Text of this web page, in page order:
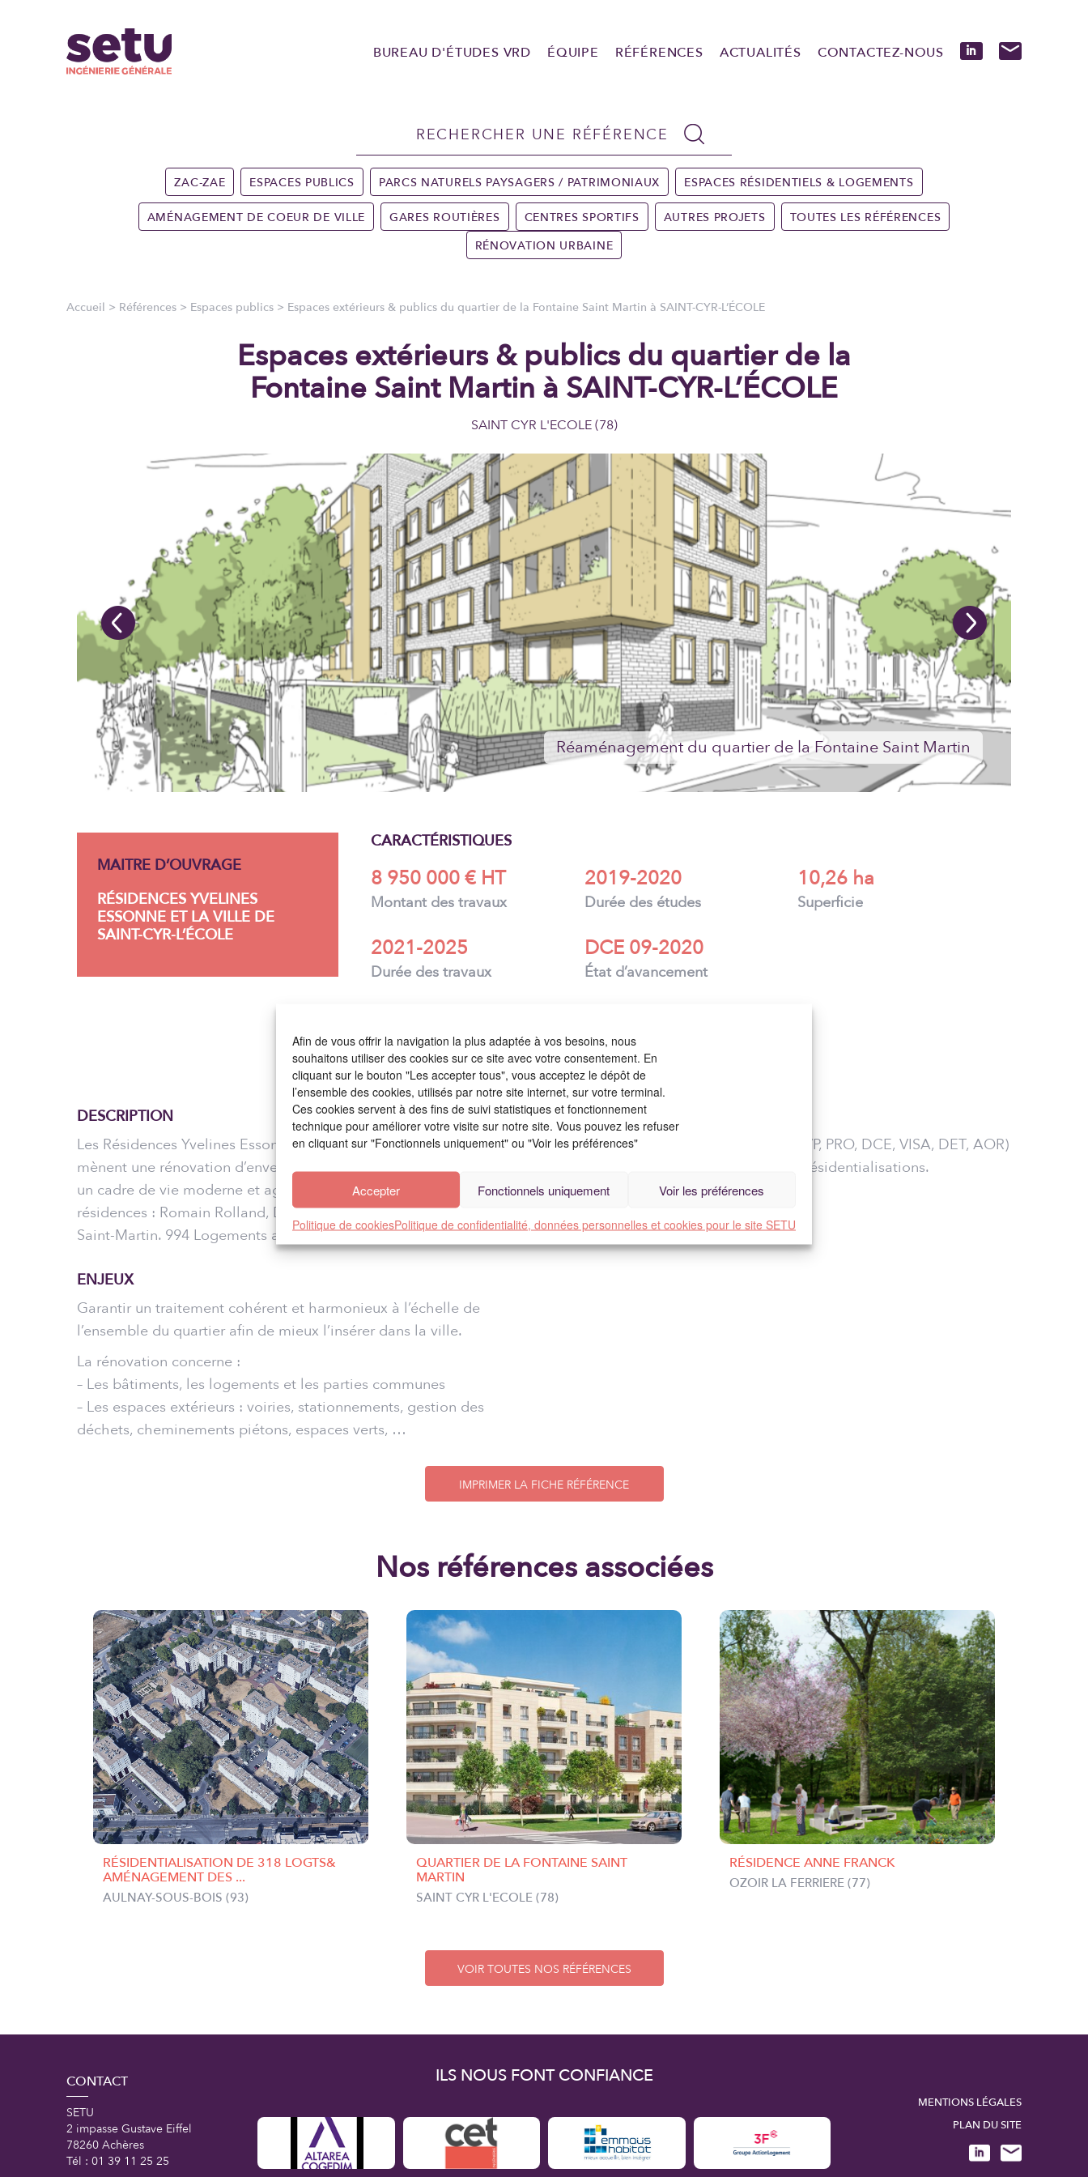
Afin de vous offrir la navigation la plus adaptée à vos besoins, nous
souhaitons utiliser des cookies sur ce site avec votre consentement. En
cliquant sur le bouton "Les accepter tous", vous acceptez le dépôt de
l’ensemble des cookies, utilisés par notre site internet, sur votre terminal.
Ces cookies servent à des fins de suivi statistiques et fonctionnement
technique pour améliorer votre visite sur notre site. Vous pouvez les refuser
en cliquant sur "Fonctionnels uniquement" ou "Voir les préférences"
Accepter Fonctionnels uniquement Voir les préférences
Politique de cookiesPolitique de confidentialité, données personnelles et cookies pour le site SETU
BUREAU D'ÉTUDES VRD ÉQUIPE RÉFÉRENCES ACTUALITÉS CONTACTEZ-NOUS
ZAC-ZAE ESPACES PUBLICS PARCS NATURELS PAYSAGERS / PATRIMONIAUX ESPACES RÉSIDENTIELS & LOGEMENTS
AMÉNAGEMENT DE COEUR DE VILLE GARES ROUTIÈRES CENTRES SPORTIFS AUTRES PROJETS
TOUTES LES RÉFÉRENCES
RÉNOVATION URBAINE
Accueil > Références > Espaces publics > Espaces extérieurs & publics du quartier de la Fontaine Saint Martin à SAINT-CYR-L’ÉCOLE
Espaces extérieurs & publics du quartier de la
Fontaine Saint Martin à SAINT-CYR-L’ÉCOLE
SAINT CYR L'ECOLE (78)
MAITRE D’OUVRAGE
RÉSIDENCES YVELINES
ESSONNE ET LA VILLE DE
SAINT-CYR-L’ÉCOLE
CARACTÉRISTIQUES
8 950 000 € HT
Montant des travaux
2019-2020
Durée des études
10,26 ha
Superficie
2021-2025
Durée des travaux
DCE 09-2020
État d’avancement
Architecte - urbaniste - paysagiste associé
DESCRIPTION
Les Résidences Yvelines Essonne et la Ville de Saint-Cyr-l’Ecole
mènent une rénovation d’envergure pour redonner aux habitants
un cadre de vie moderne et agréable. Ce projet intègre 4
résidences : Romain Rolland, Decour-Macé, Geldrop, Fontaine-
Saint-Martin. 994 Logements au total.
ENJEUX
Garantir un traitement cohérent et harmonieux à l’échelle de
l’ensemble du quartier afin de mieux l’insérer dans la ville.
La rénovation concerne :
– Les bâtiments, les logements et les parties communes
– Les espaces extérieurs : voiries, stationnements, gestion des
déchets, cheminements piétons, espaces verts, …
NATURE DE LA MISSION SETU
Mission complète de Moe (ESQ, AVP, PRO, DCE, VISA, DET, AOR)
des espaces publics ainsi que des résidentialisations.
IMPRIMER LA FICHE RÉFÉRENCE
Nos références associées
RÉSIDENTIALISATION DE 318 LOGTS&
AMÉNAGEMENT DES ...
AULNAY-SOUS-BOIS (93)
QUARTIER DE LA FONTAINE SAINT
MARTIN
SAINT CYR L'ECOLE (78)
RÉSIDENCE ANNE FRANCK
OZOIR LA FERRIERE (77)
VOIR TOUTES NOS RÉFÉRENCES
CONTACT
SETU
2 impasse Gustave Eiffel
78260 Achères
Tél : 01 39 11 25 25
ILS NOUS FONT CONFIANCE
MENTIONS LÉGALES
PLAN DU SITE